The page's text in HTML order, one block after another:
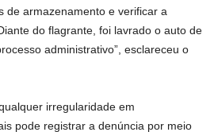
de armazenamento e verificar a
do flagrante, foi lavrado o auto de
administrativo”, esclareceu o
irregularidade em
pode registrar a denúncia por meio